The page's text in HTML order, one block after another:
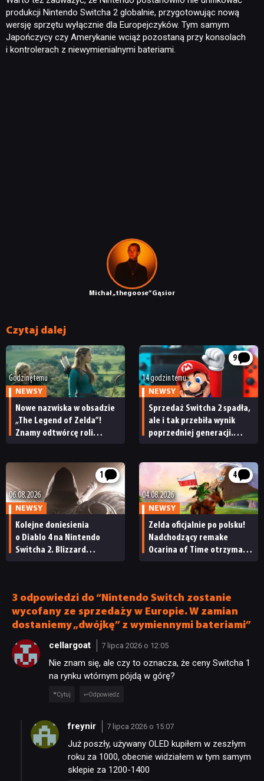
KULTURA
Michał „thegoose” Gąsior
produkcji Nintendo Switcha 2 globalnie, przygotowując nową
wersję sprzętu wyłącznie dla Europejczyków. Tym samym
Japończycy czy Amerykanie wciąż pozostaną przy konsolach
i kontrolerach z niewymienialnymi bateriami.
Czytaj dalej
Godzinę temu
NEWSY
Nowe nazwiska w obsadzie
„The Legend of Zelda”!
Znamy odtwórcę roli
9
14 godzin temu
NEWSY
Sprzedaż Switcha 2 spadła,
ale i tak przebiła wynik
poprzedniej generacji.
1
06.08.2026
NEWSY
Kolejne doniesienia
o Diablo 4 na Nintendo
Switcha 2. Blizzard
4
04.08.2026
NEWSY
Zelda oficjalnie po polsku!
Nadchodzący remake
Ocarina of Time otrzyma
3 odpowiedzi do “Nintendo Switch zostanie
wycofany ze sprzedaży w Europie. W zamian
dostaniemy „dwójkę” z wymiennymi bateriami”
cellargoat 7 lipca 2026 o 12:05
Nie znam się, ale czy to oznacza, że ceny Switcha 1
na rynku wtórnym pójdą w górę?
Cytuj Odpowiedz
freynir 7 lipca 2026 o 15:07
Już poszły, używany OLED kupiłem w zeszłym
roku za 1000, obecnie widziałem w tym samym
sklepie za 1200-1400